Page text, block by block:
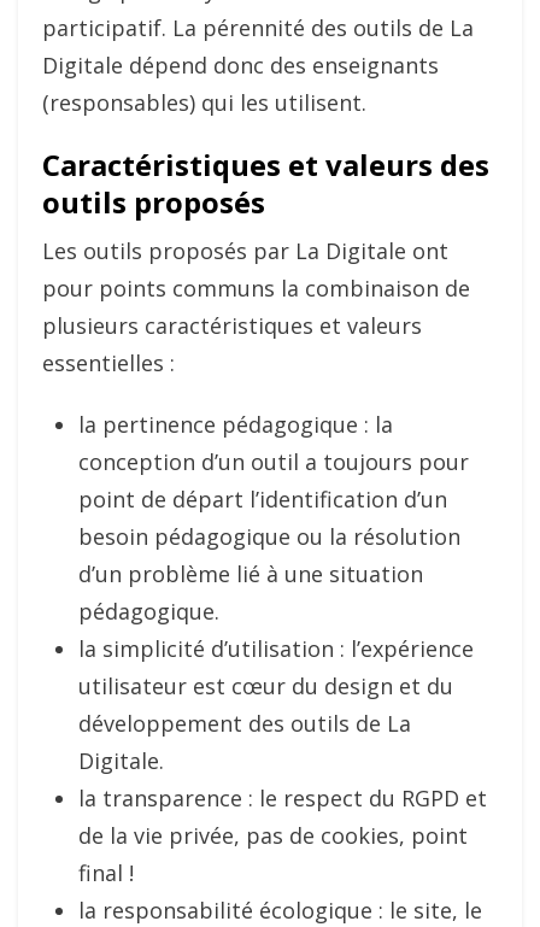
participatif. La pérennité des outils de La
Digitale dépend donc des enseignants
(responsables) qui les utilisent.
Caractéristiques et valeurs des
outils proposés
Les outils proposés par La Digitale ont
pour points communs la combinaison de
plusieurs caractéristiques et valeurs
essentielles :
la pertinence pédagogique : la
conception d’un outil a toujours pour
point de départ l’identification d’un
besoin pédagogique ou la résolution
d’un problème lié à une situation
pédagogique.
la simplicité d’utilisation : l’expérience
utilisateur est cœur du design et du
développement des outils de La
Digitale.
la transparence : le respect du RGPD et
de la vie privée, pas de cookies, point
final !
la responsabilité écologique : le site, le